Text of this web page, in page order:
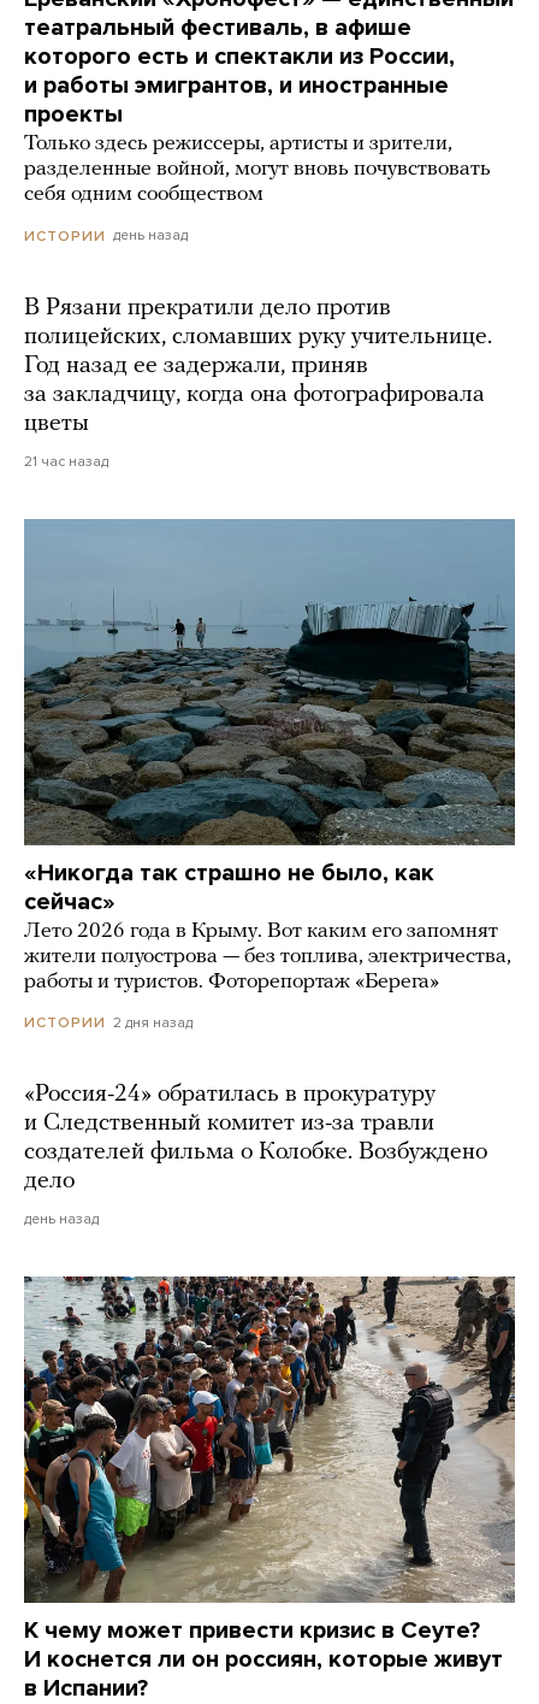
театральный фестиваль, в афише
которого есть и спектакли из России,
и работы эмигрантов, и иностранные
проекты
Только здесь режиссеры, артисты и зрители,
разделенные войной, могут вновь почувствовать
себя одним сообществом
ИСТОРИИ день назад
В Рязани прекратили дело против
полицейских, сломавших руку учительнице.
Год назад ее задержали, приняв
за закладчицу, когда она фотографировала
цветы
21 час назад
«Никогда так страшно не было, как
сейчас»
Лето 2026 года в Крыму. Вот каким его запомнят
жители полуострова — без топлива, электричества,
работы и туристов. Фоторепортаж «Берега»
ИСТОРИИ 2 дня назад
«Россия-24» обратилась в прокуратуру
и Следственный комитет из-за травли
создателей фильма о Колобке. Возбуждено
дело
день назад
К чему может привести кризис в Сеуте?
И коснется ли он россиян, которые живут
в Испании?